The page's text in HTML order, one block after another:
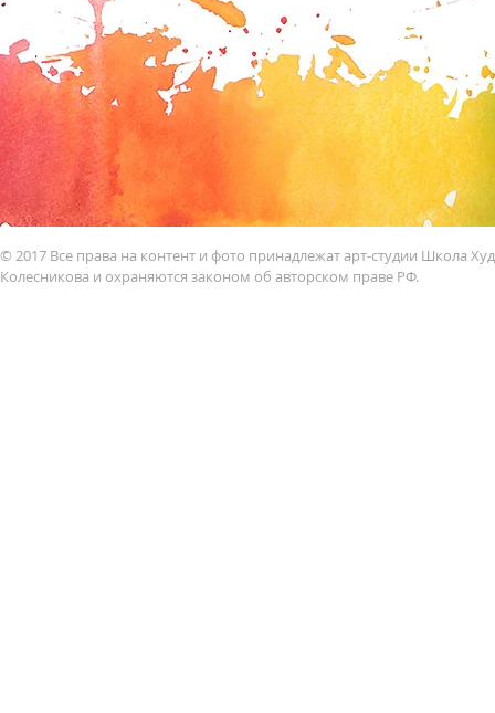
© 2017 Все права на контент и фото принадлежат арт-студии Школа
Колесникова и охраняются законом об авторском праве РФ.